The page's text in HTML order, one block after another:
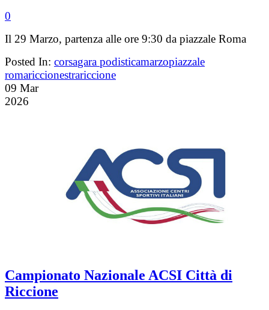
0
Il 29 Marzo, partenza alle ore 9:30 da piazzale Roma
Posted In: corsagara podisticamarzopiazzale
romariccionestrariccione
09 Mar
2026
Campionato Nazionale ACSI Città di
Riccione